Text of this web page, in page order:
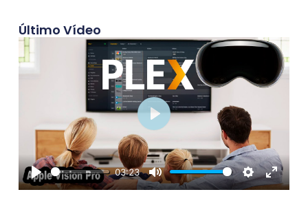
Último Vídeo
Play
03:23
Mute Settings
Enter
Play